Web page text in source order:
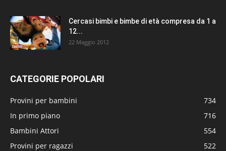
Cercasi bimbi e bimbe di età compresa da 1 a
12...
22 Maggio 2012
CATEGORIE POPOLARI
Provini per bambini
734
In primo piano
716
Bambini Attori
554
Provini per ragazzi
522